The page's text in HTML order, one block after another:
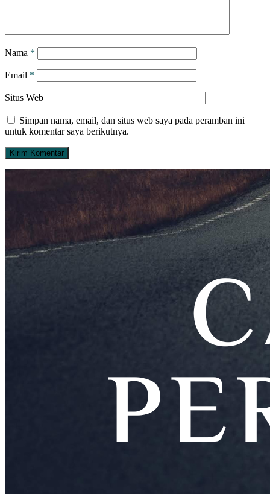
Nama *
Email *
Situs Web
Simpan nama, email, dan situs web saya pada peramban ini
untuk komentar saya berikutnya.